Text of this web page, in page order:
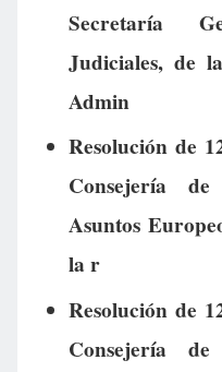
Secretaría
Judiciales, de
Admin
Resolución de
Consejería
Asuntos
la r
Resolución de
Consejería